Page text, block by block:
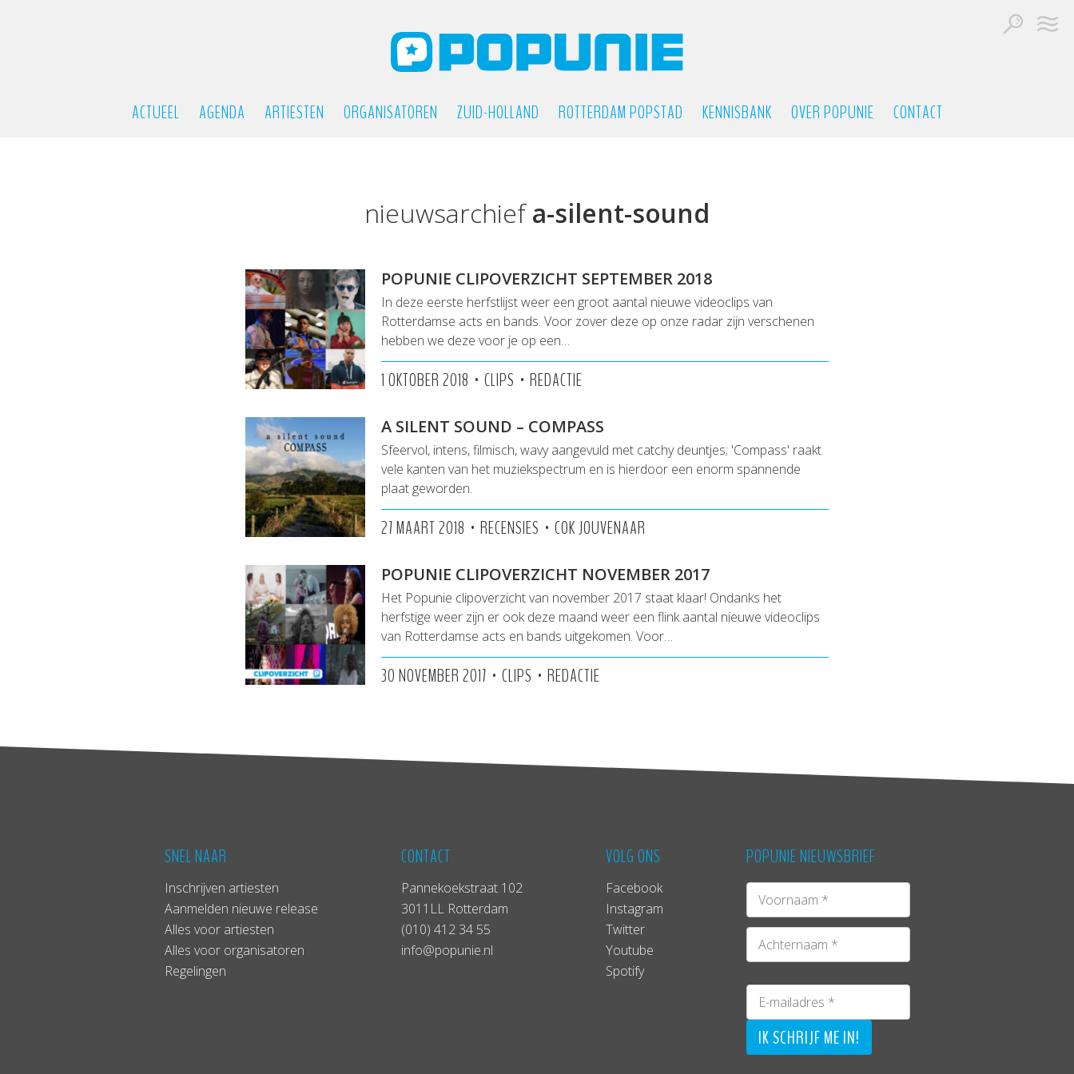
ACTUEEL AGENDA ARTIESTEN ORGANISATOREN ZUID-HOLLAND ROTTERDAM POPSTAD KENNISBANK OVER POPUNIE CONTACT
nieuwsarchiefa-silent-sound
POPUNIE CLIPOVERZICHT SEPTEMBER 2018
In deze eerste herfstlijst weer een groot aantal nieuwe videoclips van
Rotterdamse acts en bands. Voor zover deze op onze radar zijn verschenen
hebben we deze voor je op een…
1 OKTOBER 2018 • CLIPS • REDACTIE
A SILENT SOUND – COMPASS
Sfeervol, intens, filmisch, wavy aangevuld met catchy deuntjes; 'Compass' raakt
vele kanten van het muziekspectrum en is hierdoor een enorm spannende
plaat geworden.
27 MAART 2018 • RECENSIES • COK JOUVENAAR
POPUNIE CLIPOVERZICHT NOVEMBER 2017
Het Popunie clipoverzicht van november 2017 staat klaar! Ondanks het
herfstige weer zijn er ook deze maand weer een flink aantal nieuwe videoclips
van Rotterdamse acts en bands uitgekomen. Voor…
30 NOVEMBER 2017 • CLIPS • REDACTIE
SNEL NAAR
Inschrijven artiesten
Aanmelden nieuwe release
Alles voor artiesten
Alles voor organisatoren
Regelingen
CONTACT
Pannekoekstraat 102
3011LL Rotterdam
(010) 412 34 55
info@popunie.nl
VOLG ONS
Facebook
Instagram
Twitter
Youtube
Spotify
POPUNIE NIEUWSBRIEF